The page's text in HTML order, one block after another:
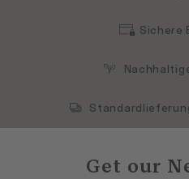
Sichere
Get our